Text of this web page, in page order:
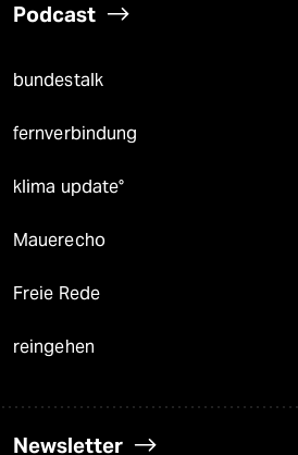
Podcast
bundestalk
fernverbindung
klima update°
Mauerecho
Freie Rede
reingehen
Newsletter